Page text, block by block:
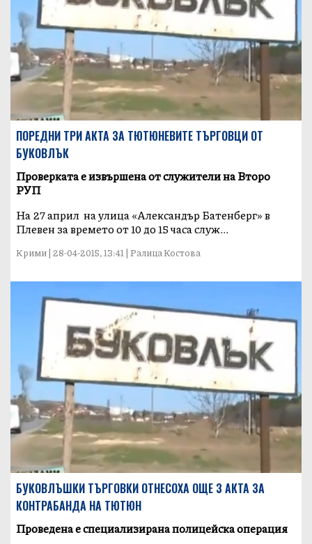
ПОРЕДНИ ТРИ АКТА ЗА ТЮТЮНЕВИТЕ ТЪРГОВЦИ ОТ
БУКОВЛЪК
Проверката е извършена от служители на Второ
РУП
На 27 април на улица «Александър Батенберг» в
Плевен за времето от 10 до 15 часа служ...
Крими | 28-04-2015, 13:41 | Ралица Костова
БУКОВЛЪШКИ ТЪРГОВКИ ОТНЕСОХА ОЩЕ 3 АКТА ЗА
КОНТРАБАНДА НА ТЮТЮН
Проведена е специализирана полицейска операция